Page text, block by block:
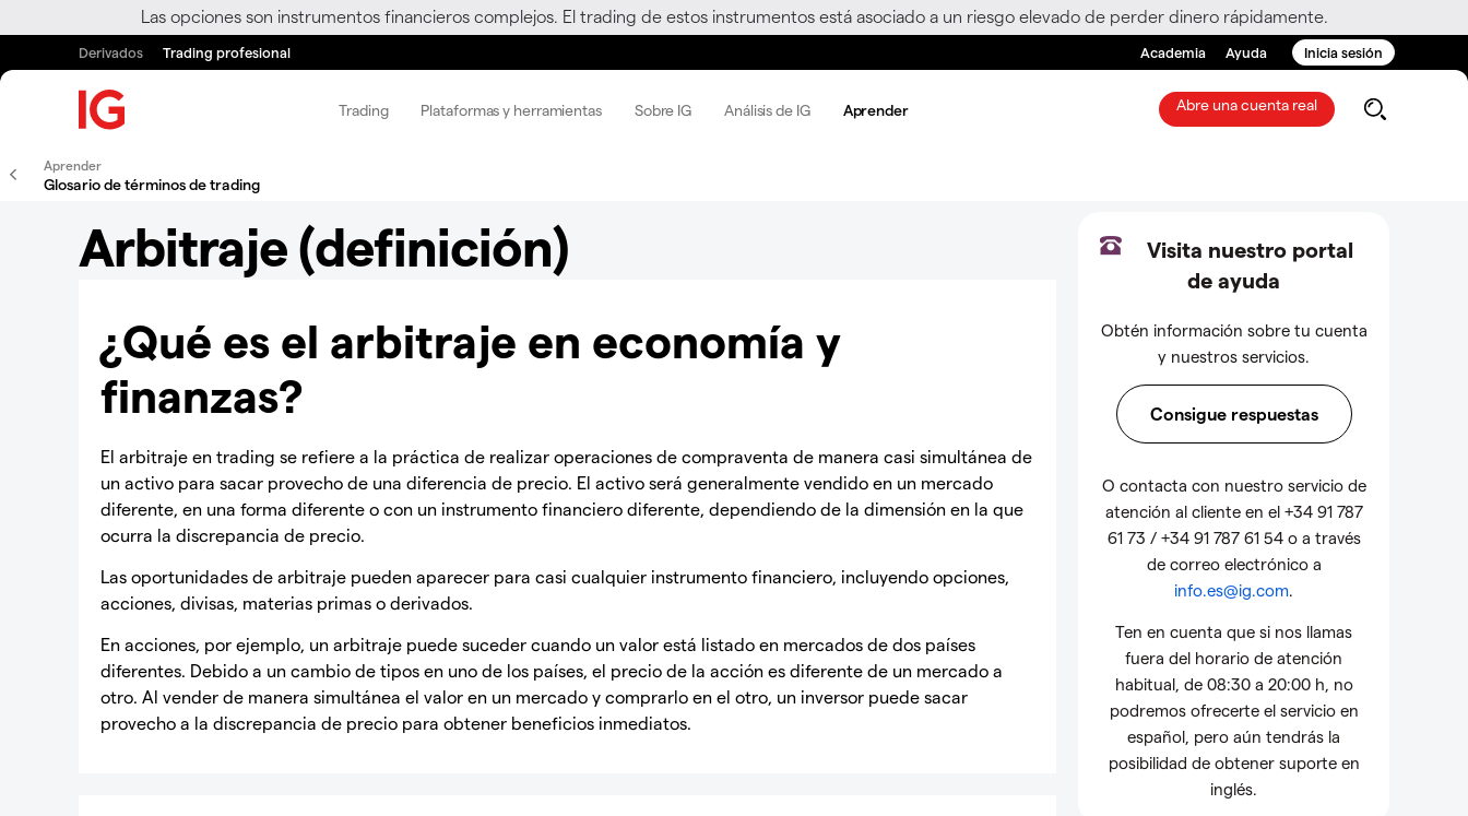
Las opciones son instrumentos financieros complejos. El trading de estos instrumentos está asociado a un riesgo elevado de perder dinero rápidamente.
Derivados Trading profesional Academia Ayuda Inicia sesión
Trading Plataformas y herramientas Sobre IG Análisis de IG Aprender Abre una cuenta real
Aprender
Glosario de términos de trading
Arbitraje (definición)
¿Qué es el arbitraje en economía y
finanzas?
El arbitraje en trading se refiere a la práctica de realizar operaciones de compraventa de manera casi simultánea de
un activo para sacar provecho de una diferencia de precio. El activo será generalmente vendido en un mercado
diferente, en una forma diferente o con un instrumento financiero diferente, dependiendo de la dimensión en la que
ocurra la discrepancia de precio.
Las oportunidades de arbitraje pueden aparecer para casi cualquier instrumento financiero, incluyendo opciones,
acciones, divisas, materias primas o derivados.
En acciones, por ejemplo, un arbitraje puede suceder cuando un valor está listado en mercados de dos países
diferentes. Debido a un cambio de tipos en uno de los países, el precio de la acción es diferente de un mercado a
otro. Al vender de manera simultánea el valor en un mercado y comprarlo en el otro, un inversor puede sacar
provecho a la discrepancia de precio para obtener beneficios inmediatos.
Visita nuestro portal
de ayuda
Obtén información sobre tu cuenta
y nuestros servicios.
Consigue respuestas
O contacta con nuestro servicio de
atención al cliente en el +34 91 787
61 73 / +34 91 787 61 54 o a través
de correo electrónico a
info.es@ig.com.
Ten en cuenta que si nos llamas
fuera del horario de atención
habitual, de 08:30 a 20:00 h, no
podremos ofrecerte el servicio en
español, pero aún tendrás la
posibilidad de obtener suporte en
inglés.